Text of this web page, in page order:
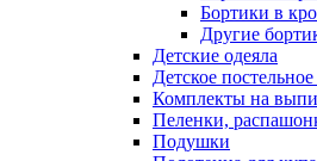
Бортики в
Другие
Детские одеяла
Детское постельное
Комплекты на
Пеленки,
Подушки